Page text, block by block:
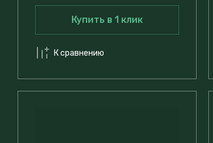
Купить в 1 клик
К сравнению